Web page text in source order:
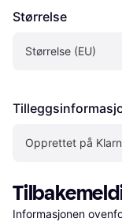
Størrelse
Størrelse (EU)
Opprettet på
Informasjonen